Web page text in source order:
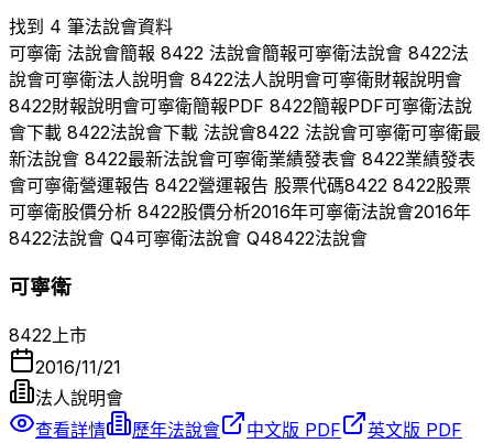
找到 4 筆法說會資料
可寧衛 法說會簡報 8422 法說會簡報可寧衛法說會 8422法
說會可寧衛法人說明會 8422法人說明會可寧衛財報說明會
8422財報說明會可寧衛簡報PDF 8422簡報PDF可寧衛法說
會下載 8422法說會下載 法說會8422 法說會可寧衛可寧衛最
新法說會 8422最新法說會可寧衛業績發表會 8422業績發表
會可寧衛營運報告 8422營運報告 股票代碼8422 8422股票
可寧衛股價分析 8422股價分析2016年可寧衛法說會2016年
8422法說會 Q4可寧衛法說會 Q48422法說會
可寧衛
8422上市
2016/11/21
法人說明會
查看詳情
歷年法說會 中文版 PDF
英文版 PDF